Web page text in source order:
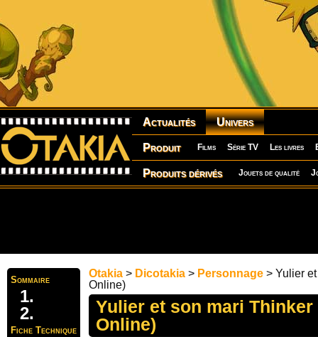
Actualités Univers
Produit Films Série TV Les livres
Produits dérivés Jouets de qualité
Sommaire
Fiche Technique
Otakia > Dicotakia > Personnage > Yulier
Online)
Yulier et son mari
Online)